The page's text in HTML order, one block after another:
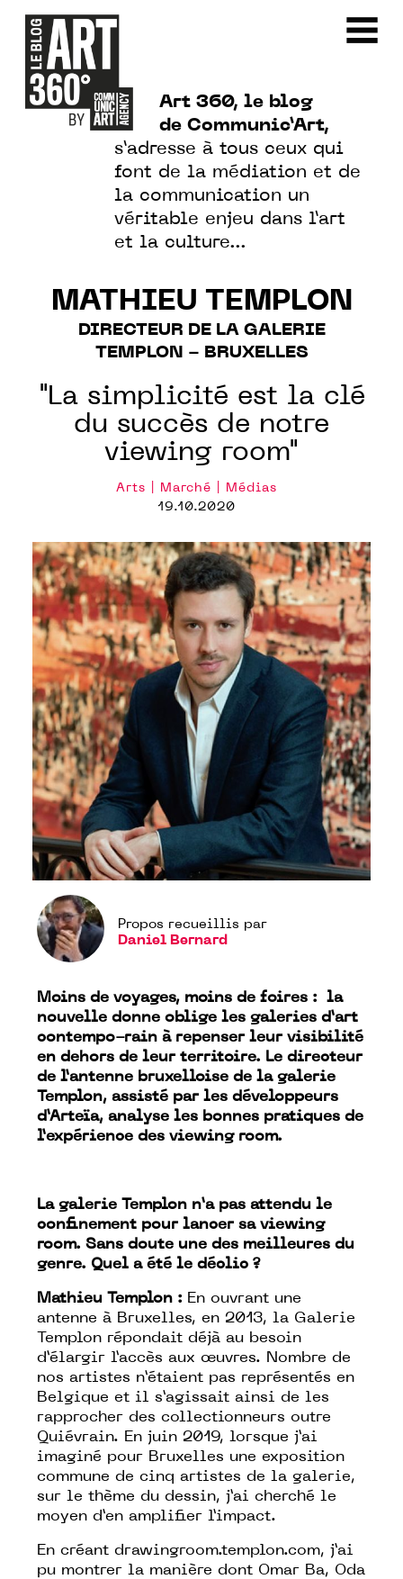
Art 360, le blog
de Communic’Art,
s’adresse à tous ceux qui
font de la médiation et de
la communication un
véritable enjeu dans l’art
et la culture…
MATHIEU TEMPLON
DIRECTEUR DE LA GALERIE
TEMPLON - BRUXELLES
"La simplicité est la clé
du succès de notre
viewing room"
Arts | Marché | Médias
19.10.2020
Propos recueillis par
Daniel Bernard
Moins de voyages, moins de foires : la
nouvelle donne oblige les galeries d’art
contempo-rain à repenser leur visibilité
en dehors de leur territoire. Le directeur
de l’antenne bruxelloise de la galerie
Templon, assisté par les développeurs
d’Arteïa, analyse les bonnes pratiques de
l’expérience des viewing room.
La galerie Templon n’a pas attendu le
confinement pour lancer sa viewing
room. Sans doute une des meilleures du
genre. Quel a été le déclic ?
Mathieu Templon : En ouvrant une
antenne à Bruxelles, en 2013, la Galerie
Templon répondait déjà au besoin
d’élargir l’accès aux œuvres. Nombre de
nos artistes n’étaient pas représentés en
Belgique et il s’agissait ainsi de les
rapprocher des collectionneurs outre
Quiévrain. En juin 2019, lorsque j’ai
imaginé pour Bruxelles une exposition
commune de cinq artistes de la galerie,
sur le thème du dessin, j’ai cherché le
moyen d’en amplifier l’impact.
En créant drawingroom.templon.com, j’ai
pu montrer la manière dont Omar Ba, Oda